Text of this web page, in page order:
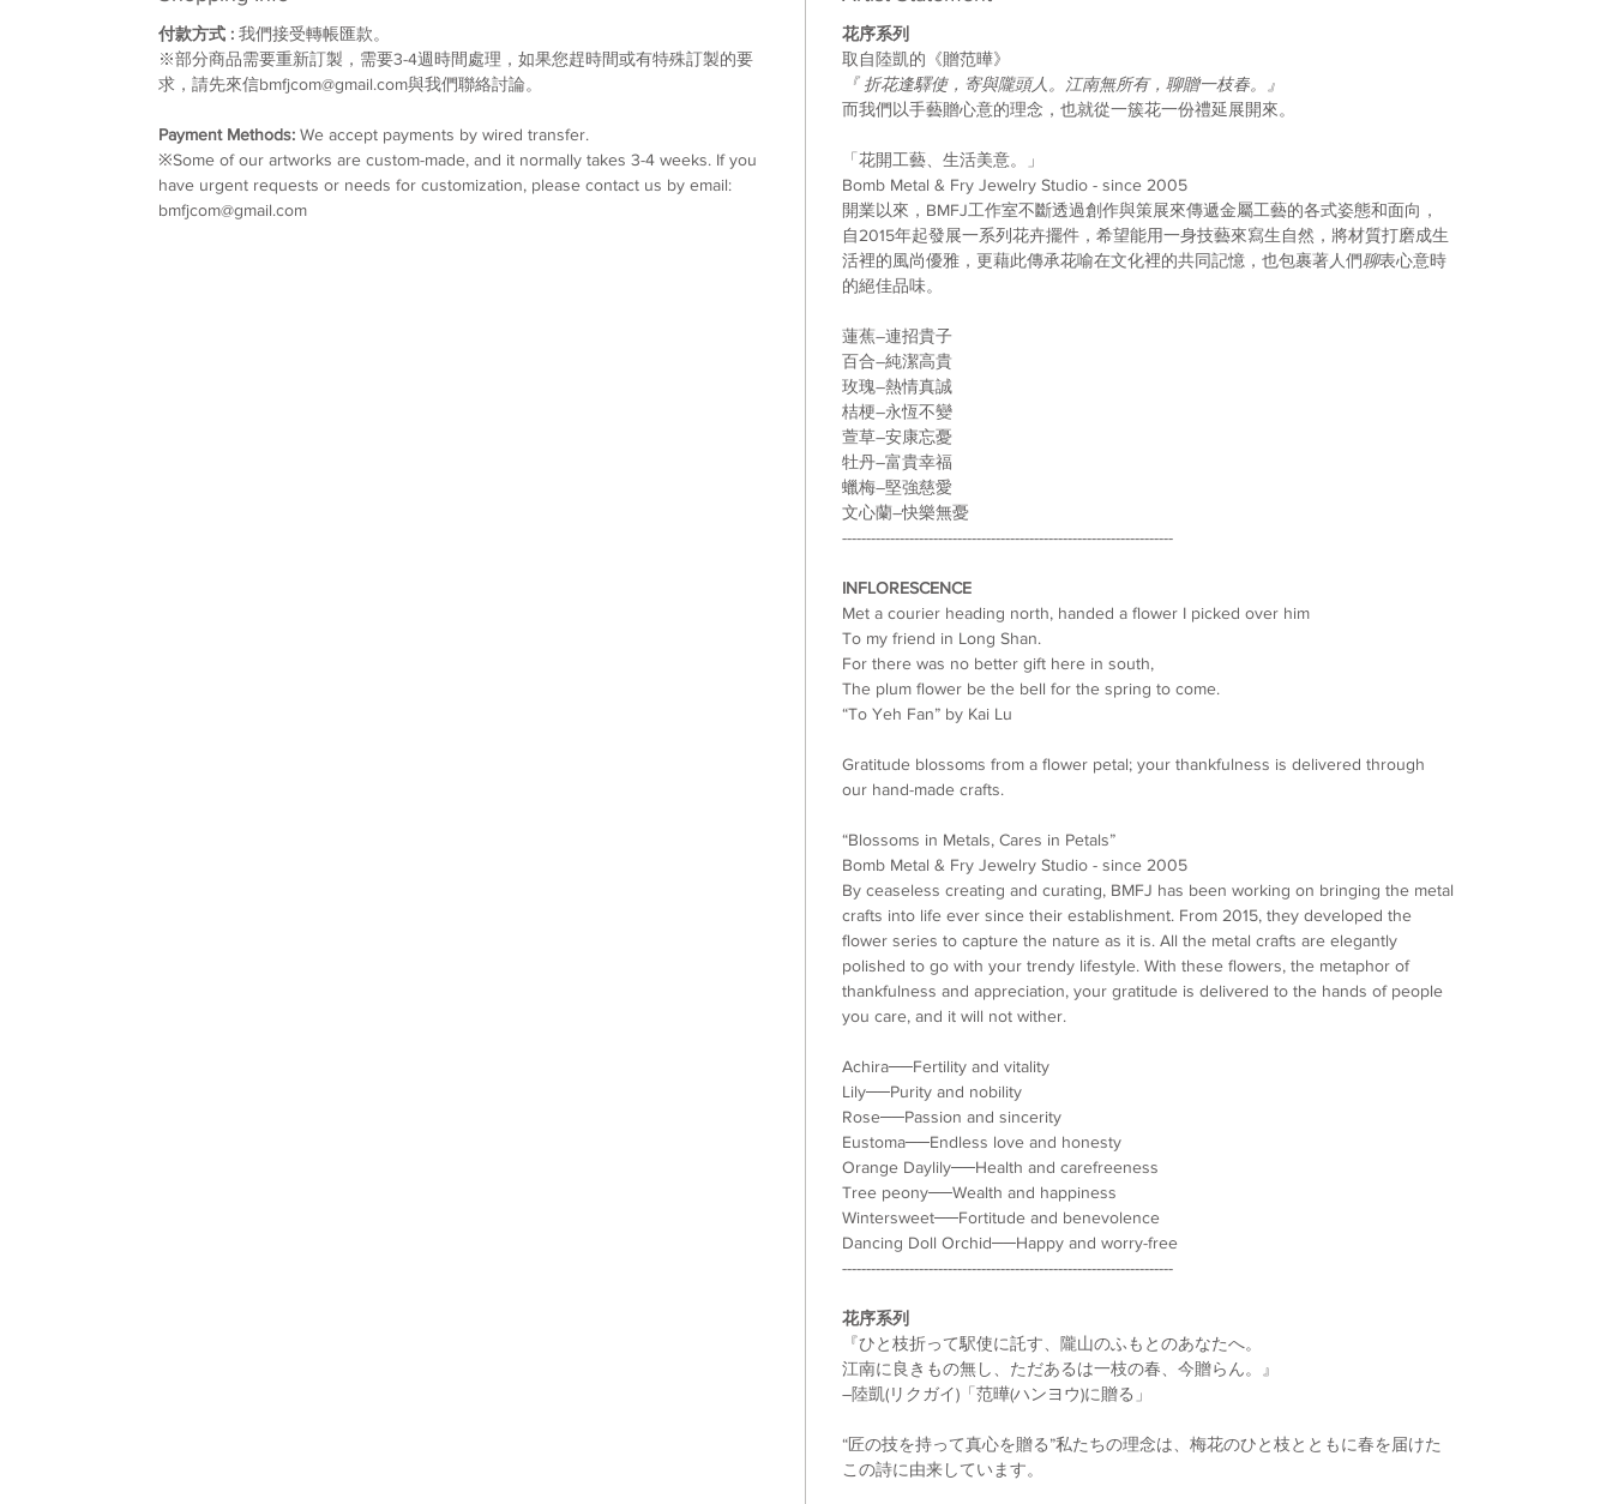
付款方式 : 我們接受轉帳匯款。
※部分商品需要重新訂製，需要3-4週時間處理，如果您趕時間或有特殊訂製的要
求，請先來信bmfjcom@gmail.com與我們聯絡討論。
Payment Methods: We accept payments by wired transfer.
※Some of our artworks are custom-made, and it normally takes 3-4 weeks. If you
have urgent requests or needs for customization, please contact us by email:
bmfjcom@gmail.com
花序系列
取自陸凱的《贈范曄》
『 折花逢驛使，寄與隴頭人。江南無所有，聊贈一枝春。』
而我們以手藝贈心意的理念，也就從一簇花一份禮延展開來。
「花開工藝、生活美意。」
Bomb Metal & Fry Jewelry Studio - since 2005
開業以來，BMFJ工作室不斷透過創作與策展來傳遞金屬工藝的各式姿態和面向，
自2015年起發展一系列花卉擺件，希望能用一身技藝來寫生自然，將材質打磨成生
活裡的風尚優雅，更藉此傳承花喻在文化裡的共同記憶，也包裹著人們聊表心意時
的絕佳品味。
蓮蕉–連招貴子
百合–純潔高貴
玫瑰–熱情真誠
桔梗–永恆不變
萱草–安康忘憂
牡丹–富貴幸福
蠟梅–堅強慈愛
文心蘭–快樂無憂
---------------------------------------------------------------------
INFLORESCENCE
Met a courier heading north, handed a flower I picked over him
To my friend in Long Shan.
For there was no better gift here in south,
The plum flower be the bell for the spring to come.
“To Yeh Fan” by Kai Lu
Gratitude blossoms from a flower petal; your thankfulness is delivered through
our hand-made crafts.
“Blossoms in Metals, Cares in Petals”
Bomb Metal & Fry Jewelry Studio - since 2005
By ceaseless creating and curating, BMFJ has been working on bringing the metal
crafts into life ever since their establishment. From 2015, they developed the
flower series to capture the nature as it is. All the metal crafts are elegantly
polished to go with your trendy lifestyle. With these flowers, the metaphor of
thankfulness and appreciation, your gratitude is delivered to the hands of people
you care, and it will not wither.
Achira──Fertility and vitality
Lily──Purity and nobility
Rose──Passion and sincerity
Eustoma──Endless love and honesty
Orange Daylily──Health and carefreeness
Tree peony──Wealth and happiness
Wintersweet──Fortitude and benevolence
Dancing Doll Orchid──Happy and worry-free
---------------------------------------------------------------------
花序系列
『ひと枝折って駅使に託す、隴山のふもとのあなたへ。
江南に良きもの無し、ただあるは一枝の春、今贈らん。』
―陸凱(リクガイ)「范曄(ハンヨウ)に贈る」
“匠の技を持って真心を贈る”私たちの理念は、梅花のひと枝とともに春を届けた
この詩に由来しています。